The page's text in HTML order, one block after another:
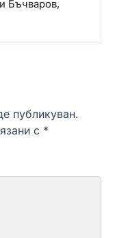
Бъчваров,
публикуван.
с *